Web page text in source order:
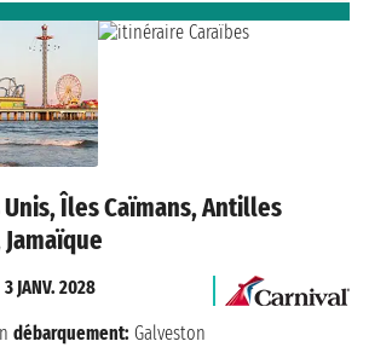
Îles Caïmans, Antilles
3 JANV. 2028
débarquement: Galveston